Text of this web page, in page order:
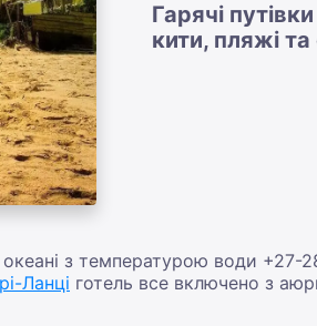
Гарячі
кити, пляжі та
з температурою води +27-
Ланці готель все включено з